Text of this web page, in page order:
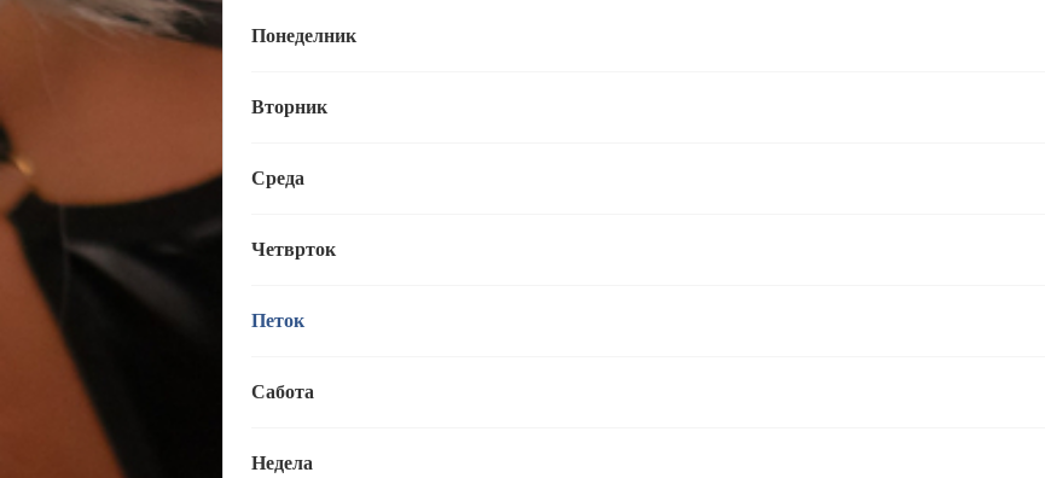
Понеделник
Вторник
Среда
Четврток
Петок
Сабота
Недела